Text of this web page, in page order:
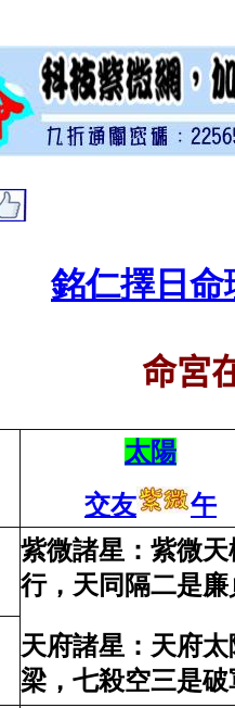
銘仁擇日命
命宮
太陽
交友
午
紫微諸星：紫微
行，天同隔二是廉
天府諸星：天府
梁，七殺空三是破